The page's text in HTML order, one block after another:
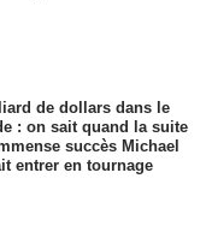
de dollars dans le
: on sait quand la suite
succès Michael
entrer en tournage